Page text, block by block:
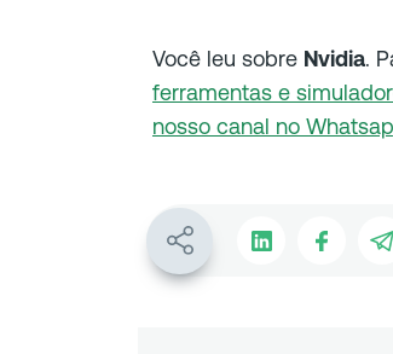
Você leu sobre Nvidia.
ferramentas e
nosso canal no